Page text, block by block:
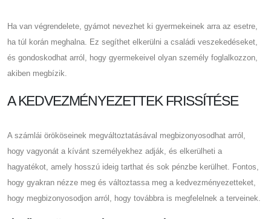
Ha van végrendelete, gyámot nevezhet ki gyermekeinek arra az esetre,
ha túl korán meghalna. Ez segíthet elkerülni a családi veszekedéseket,
és gondoskodhat arról, hogy gyermekeivel olyan személy foglalkozzon,
akiben megbízik.
A KEDVEZMÉNYEZETTEK FRISSÍTÉSE
A számlái örököseinek megváltoztatásával megbizonyosodhat arról,
hogy vagyonát a kívánt személyekhez adják, és elkerülheti a
hagyatékot, amely hosszú ideig tarthat és sok pénzbe kerülhet. Fontos,
hogy gyakran nézze meg és változtassa meg a kedvezményezetteket,
hogy megbizonyosodjon arról, hogy továbbra is megfelelnek a terveinek.